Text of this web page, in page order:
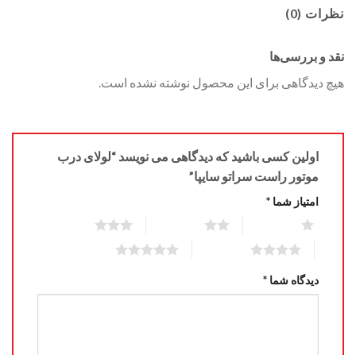
نظرات (0)
نقد و بررسی‌ها
هیچ دیدگاهی برای این محصول نوشته نشده است.
اولین کسی باشید که دیدگاهی می نویسد “لولای درب
موتور راست سراتو سایپا”
امتیاز شما *
دیدگاه شما *